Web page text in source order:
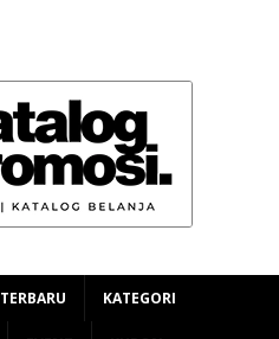
TERBARU KATEGORI